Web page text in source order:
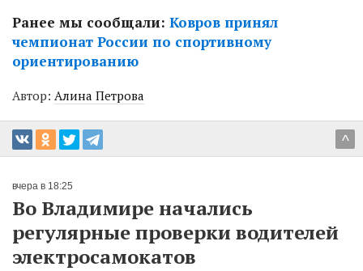
Ранее мы сообщали: Ковров принял
чемпионат России по спортивному
ориентированию
Автор: Алина Петрова
^
вчера в 18:25
Во Владимире начались
регулярные проверки водителей
электросамокатов